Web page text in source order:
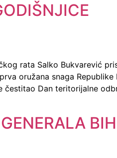
rata Salko Bukvarević
oružana snaga Republike
Dan teritorijalne